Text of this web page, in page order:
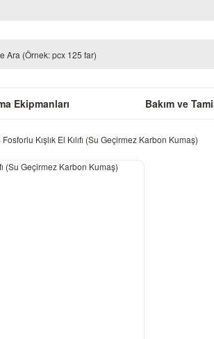
Ekipmanları Bakım ve
Kışlık El Kılıfı (Su Geçirmez Karbon Kumaş)